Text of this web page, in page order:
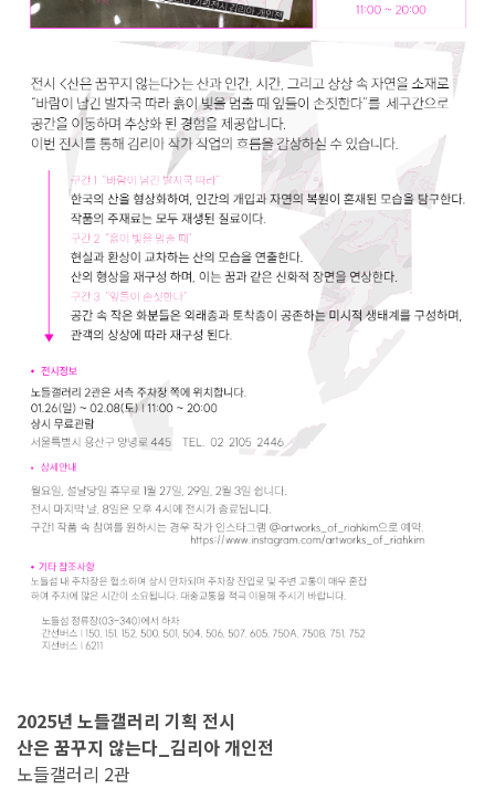
2025년 노들갤러리 기획 전시
산은 꿈꾸지 않는다_김리아 개인전
노들갤러리 2관